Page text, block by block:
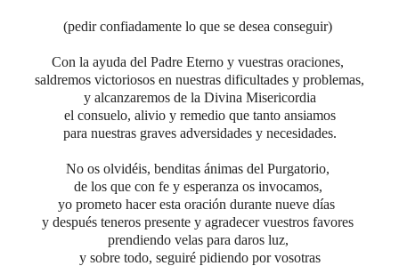
(pedir confiadamente lo que se desea conseguir)
Con la ayuda del Padre Eterno y vuestras oraciones,
saldremos victoriosos en nuestras dificultades y problemas,
y alcanzaremos de la Divina Misericordia
el consuelo, alivio y remedio que tanto ansiamos
para nuestras graves adversidades y necesidades.
No os olvidéis, benditas ánimas del Purgatorio,
de los que con fe y esperanza os invocamos,
yo prometo hacer esta oración durante nueve días
y después teneros presente y agradecer vuestros favores
prendiendo velas para daros luz,
y sobre todo, seguiré pidiendo por vosotras